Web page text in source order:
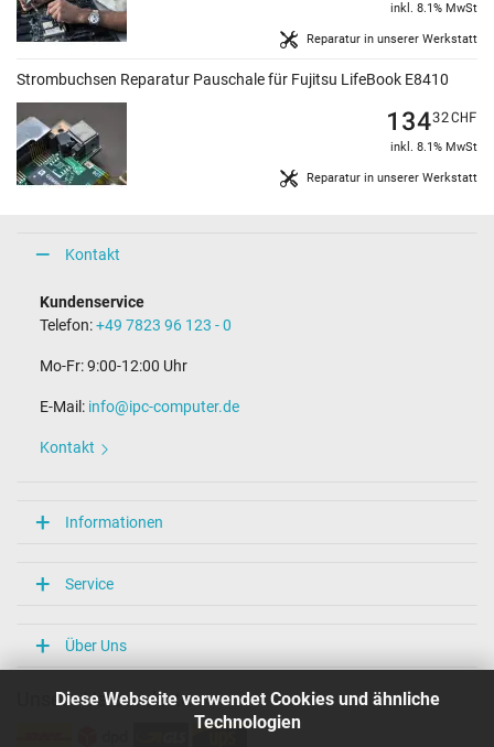
Diese Webseite verwendet Cookies und ähnliche
Technologien
Reparatur in unserer Werkstatt
inkl. 8.1% MwSt
Strombuchsen Reparatur Pauschale für Fujitsu LifeBook E8410
Reparatur in unserer Werkstatt
13432CHF
inkl. 8.1% MwSt
Kontakt
Kundenservice
Telefon:+49 7823 96 123 - 0
Mo-Fr: 9:00-12:00 Uhr
E-Mail: info@ipc-computer.de
Kontakt
Informationen
Service
Über Uns
Unsere Versandarten